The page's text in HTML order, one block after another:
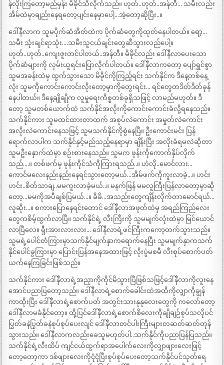
န်လိုးကြတော့မည်မှန်း မိခိုင်သိလိုက်သည်။ ဟုတ်..ဟုတ်..အန်တီ… သမီးလည်း
အိမ်ထဲမှာချည်းနေရတော့ပျင်းနေမှာပေါ့…အဲ့တော့ဆိုပြီး..။
ဒေါ်နီလာက သူမပိုက်ဆံအိတ်ထဲက ပိုက်ဆံတွေကိုထုတ်နေပါတယ်။ ရော့…
သမီး သုံးချင်ရာသုံး….သမီးသူငယ်ချင်းတွေဆီသွားလည်ပေါ့။
ဟုတ်..ဟုတ်..ကျေးဇူးတင်ပါတယ်..အန်တီ။ မိခိုင်လည်း ဒေါ်နီလာပေးသော
ပိုက်ဆံများကို လှမ်းယူရင်းပြောလိုက်ပါတယ်။ ဒေါ်နီလာကတော့ ပျော်ရွှင်စွာ
သူမအခန်းထဲမှ ထွက်သွားသော မိခိုင်ကိုကြည့်ရင်း သက်နိုင်က ဒီနေ့တစ်နေ့
လုံး သူမကိုကောင်းကောင်းလိုးတော့မှာကိုတွေးရင်း… ရင်တွေတဒိတ်ဒိတ်ခုန်
နေပါတယ်။ ဒီနေ့ချိုချိုက လူမှုရေးကိစ္စတစ်ခုရှိသဖြင့် လာမည်မဟုတ်။ ဒီ
တော့ သူမတစ်ယောက်ထဲ သက်နိုင်အလိုးကိုကောင်းကောင်းခံလို့ရနေသည်။
သက်နိုင်ကား သူမထင်ထားတာထက် အစုပ်လဲကောင်း အမှုတ်လဲကောင်း
အလိုးလဲကောင်းနေသဖြင့် သူမသက်နိုင်ကိုစွဲနေပြီ။ ဦးကောင်းမင်း ပြန်
ရောက်လာပါက သက်နိုင်နှင့်မည်သည့်နေရာမှာ ချိန်းပြီး အလိုးခံရမလဲဆိုတာ
သူမဦးနှောက်ထဲမှာ စဉ်းစားနေသည်။ သူမက ဖုန်းကိုကောက်နှိပ်လိုက်
သည်….။ တစ်ဖက်မှ ဖုန်းကိုင်သံကိုကြားရသည်..။ ဟဲလို..မောင်လား…
ကောင်မလေးနည်းနည်းနေရင်သွားတော့မယ်…အိမ်ဖက်ကိုကူးလာခဲ့…။ ဟင်း
ဟင်း..စိတ်သာချ..မမကူးလာခဲ့မယ်..။ မနက်ဖြန် မမလူကြီးပြန်လာတော့မှာဆို
တော့…မမကိုအပီချစ်ပြမယ်…။ ခိခိ…အသည်းတွေကျိန်းလိုက်တာမောင်ရယ်…
လူဆိုး…။ စကားပြောနေရင်းတောင် ဒေါ်နီလာအဖုတ်ထဲမှ အရည်ကြည်လေး
တွေကစိမ့်ထွက်လာပြီ။ သက်နိုင်ရဲ့ လီးကြီးကို သူမမျက်လုံးထဲမှာ မြင်ယောင်
လာပြီလေ။ ရှီးအားလားလား… ဒေါ်နီလာရဲ့ဖင်ကြီးကကော့တက်သွားသည်။
သူမရဲ့ပေါင်တံကြားမှာသက်နိုင်မျက်နှာကရောက်နေပြီး သူမမျက်နှာကသက်
နိုင်ပေါင်ခွကြားမှာ ပြောင်းပြန်အနေအထားဖြင့် လိုးပွဲမစမီ လီးစုပ်စောက်ပတ်
ယက်နေကြခြင်းဖြစ်သည်။
သက်နိုင်ကား ဒေါ်နီလာရဲ့အညှာကိုကိုင်မိသွားပြီဖြစ်သဖြင့်ဒေါ်နီလာကိုလူးနေ
အောင်ပညာပြတော့သည်။ ဒေါ်နီလာရဲ့စောက်ခေါင်းထဲအထိကိုလျှာကိုချွန်
ကာထိုးပြီး ဒေါ်နီလာရဲ့စောက်ပတ် အတွင်းသားနုနုလေးတွေကို ကလော်တော့
ဒေါ်နီလာမခံနိုင်တော့။ ထို့ပြင်ဒေါ်နီလာရဲ့စောက်စိလေးကိုချိုချဉ်စုပ်သလိုပင်
ပြွတ်ခနဲပြွတ်ခနဲစုပ်စုပ်ပေးလျင် ဒေါ်နီလာတင်ပါးကြီးများတဆတ်ဆတ်တုန်
သွားသည်။ ဒေါ်နီလာကလည်းခေသူမဟုတ်ပါ..သက်နိုင်ကိုပညာပြန်ပြသည်။
သက်နိုင်ရဲ့လီးထိပ် ကျင်ငယ်ထွက်ရာအပေါက်လေးကိုလျှာဖျားလေးဖြင့်
တော့တော့ကာ ဒစ်ဖျားလေးကိုငုံငုံပြီးစုပ်စုပ်ပေးတော့သက်နိုင်ပင်သုတ်ရေ